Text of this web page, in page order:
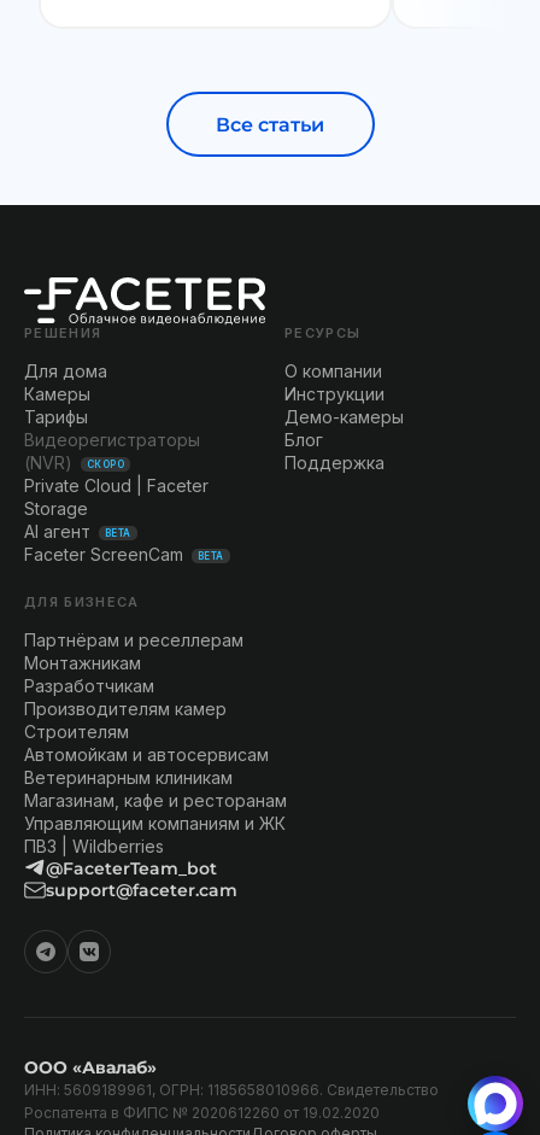
Все статьи
РЕШЕНИЯ
Для дома
Камеры
Тарифы
Видеорегистраторы
(NVR)
СКОРО
Private Cloud | Faceter
Storage
AI агент
BETA
Faceter ScreenCam BETA
РЕСУРСЫ
О компании
Инструкции
Демо-камеры
Блог
Поддержка
ДЛЯ БИЗНЕСА
Партнёрам и реселлерам
Монтажникам
Разработчикам
Производителям камер
Строителям
Автомойкам и автосервисам
Ветеринарным клиникам
Магазинам, кафе и ресторанам
Управляющим компаниям и ЖК
ПВЗ | Wildberries
@FaceterTeam_bot
support@faceter.cam
ООО «Авалаб»
ИНН: 5609189961, ОГРН: 1185658010966. Свидетельство
Роспатента в ФИПС № 2020612260 от 19.02.2020